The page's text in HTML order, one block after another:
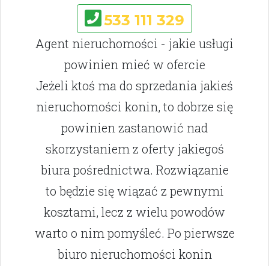
533 111 329
Agent nieruchomości - jakie usługi
powinien mieć w ofercie
Jeżeli ktoś ma do sprzedania jakieś
nieruchomości konin, to dobrze się
powinien zastanowić nad
skorzystaniem z oferty jakiegoś
biura pośrednictwa. Rozwiązanie
to będzie się wiązać z pewnymi
kosztami, lecz z wielu powodów
warto o nim pomyśleć. Po pierwsze
biuro nieruchomości konin